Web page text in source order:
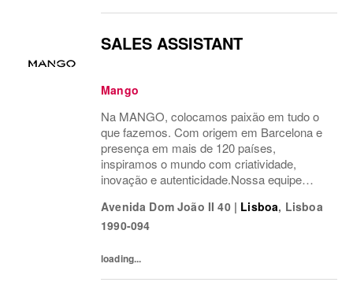
SALES ASSISTANT
Mango
Na MANGO, colocamos paixão em tudo o
que fazemos. Com origem em Barcelona e
presença em mais de 120 países,
inspiramos o mundo com criatividade,
inovação e autenticidade.Nossa equipe
Temos orgulho em levar a moda além,
conectando nosso estilo único com...
Avenida Dom João II 40 | Lisboa, Lisboa
1990-094
loading...